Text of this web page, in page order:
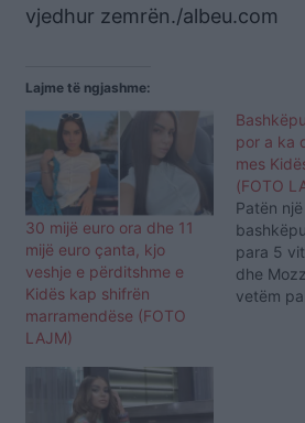
vjedhur zemrën./albeu.com
Lajme të ngjashme:
30 mijë euro ora dhe 11
mijë euro çanta, kjo
veshje e përditshme e
Kidës kap shifrën
marramendëse (FOTO
LAJM)
por a ka
mes
(FOTO
Patën
para 5
dhe
vetëm